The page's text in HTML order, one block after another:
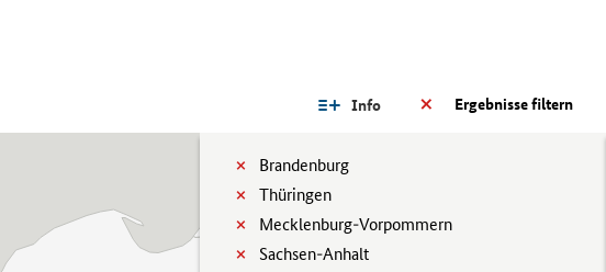
Ergebnisse filtern
Info
Brandenburg
Thüringen
Mecklenburg-Vorpommern
Sachsen-Anhalt